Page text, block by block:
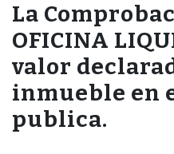
La
OFICINA
valor
inmueble en
publica.